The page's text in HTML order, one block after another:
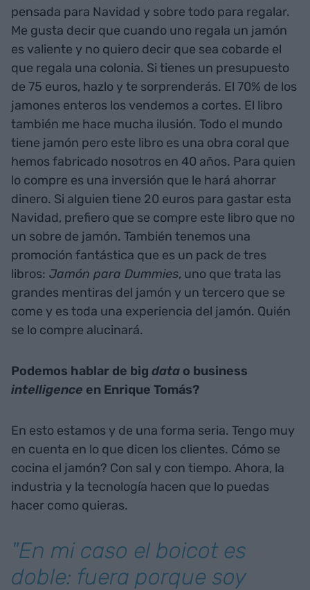
Enrique Tomás tiene más de 100 tiendas en todo
el mundo | Cedida
Qué estrategia tenéis por Navidad?
Tenemos una gama muy potente de productos
pensada para Navidad y sobre todo para regalar.
Me gusta decir que cuando uno regala un jamón
es valiente y no quiero decir que sea cobarde el
que regala una colonia. Si tienes un presupuesto
de 75 euros, hazlo y te sorprenderás. El 70% de los
jamones enteros los vendemos a cortes. El libro
también me hace mucha ilusión. Todo el mundo
tiene jamón pero este libro es una obra coral que
hemos fabricado nosotros en 40 años. Para quien
dinero. Si alguien tiene 20 euros para gastar esta
Navidad, prefiero que se compre este libro que no
promoción fantástica que es un pack de tres
libros:Jamón para Dummies , uno que trata las
grandes mentiras del jamón y un tercero que se
come y es toda una experiencia del jamón. Quién
se lo compre alucinará.
Podemos hablar de big data
o business
intelligenceen Enrique Tomás?